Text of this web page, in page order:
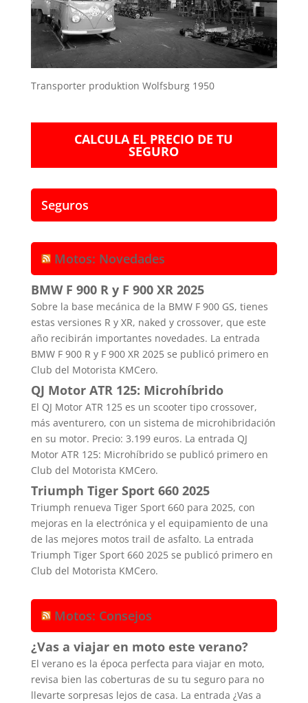
Transporter produktion Wolfsburg 1950
CALCULA EL PRECIO DE TU
SEGURO
Seguros
Motos: Novedades
BMW F 900 R y F 900 XR 2025
Sobre la base mecánica de la BMW F 900 GS, tienes
estas versiones R y XR, naked y crossover, que este
año recibirán importantes novedades. La entrada
BMW F 900 R y F 900 XR 2025 se publicó primero en
Club del Motorista KMCero.
QJ Motor ATR 125: Microhíbrido
El QJ Motor ATR 125 es un scooter tipo crossover,
más aventurero, con un sistema de microhibridación
en su motor. Precio: 3.199 euros. La entrada QJ
Motor ATR 125: Microhíbrido se publicó primero en
Club del Motorista KMCero.
Triumph Tiger Sport 660 2025
Triumph renueva Tiger Sport 660 para 2025, con
mejoras en la electrónica y el equipamiento de una
de las mejores motos trail de asfalto. La entrada
Triumph Tiger Sport 660 2025 se publicó primero en
Club del Motorista KMCero.
Motos: Consejos
¿Vas a viajar en moto este verano?
El verano es la época perfecta para viajar en moto,
revisa bien las coberturas de su tu seguro para no
llevarte sorpresas lejos de casa. La entrada ¿Vas a